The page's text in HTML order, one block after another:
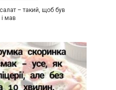
– такий, щоб був
мав